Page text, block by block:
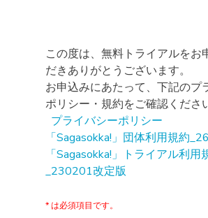
この度は、無料トライアルをお
だきありがとうございます。
お申込みにあたって、下記のプ
ポリシー・規約をご確認くださ
プライバシーポリシー
「Sagasokka!」団体利用規約
「Sagasokka!」トライアル利用
_230201改定版
* は必須項目です。